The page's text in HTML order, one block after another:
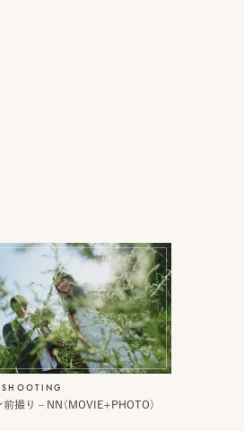
撮り – NN（MOVIE+PHOTO）